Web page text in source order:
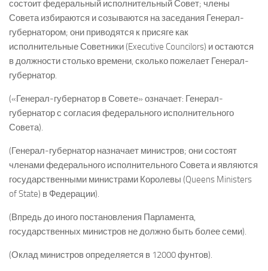
состоит федеральный исполнительный Совет; члены
Совета избираются и созываются на заседания Генерал-
губернатором; они приводятся к присяге как
исполнительные Советники (Executive Councilors) и остаются
в должности столько времени, сколько пожелает Генерал-
губернатор.
(«Генерал-губернатор в Совете» означает: Генерал-
губернатор с согласия федерального исполнительного
Совета).
(Генерал-губернатор назначает министров; они состоят
членами федерального исполнительного Совета и являются
государственными министрами Королевы (Queens Ministers
of State) в Федерации).
(Впредь до иного постановления Парламента,
государственных министров не должно быть более семи).
(Оклад министров определяется в 12000 фунтов).